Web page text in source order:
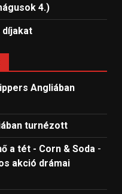
4.)
díjakat
Angliában
turnézott
a tét - Corn & Soda -
akció drámai